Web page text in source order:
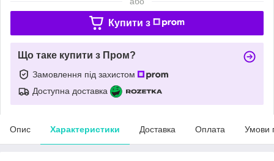
Купити з
Що таке купити з Пром?
Замовлення під захистом
Доступна доставка
Опис Характеристики Доставка Оплата Умови